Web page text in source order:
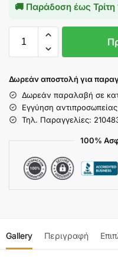
🚚 Παράδοση έως
Δωρεάν αποστολή για
Δωρεάν παραλαβή σε
Εγγύηση αντιπροσωπείας
Τηλ. Παραγγελίες:
100%
Gallery Περιγραφή